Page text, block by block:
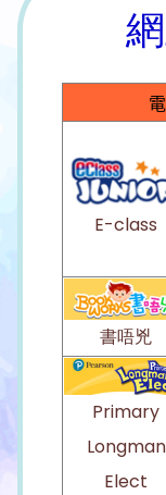
E-class
書唔兇
Primary
Longman
Elect